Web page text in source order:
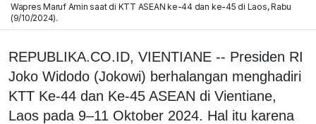
Wapres Maruf Amin saat di KTT ASEAN ke-44 dan ke-45 di Laos, Rabu
(9/10/2024).
REPUBLIKA.CO.ID, VIENTIANE -- Presiden RI
Joko Widodo (Jokowi) berhalangan menghadiri
KTT Ke-44 dan Ke-45 ASEAN di Vientiane,
Laos pada 9–11 Oktober 2024. Hal itu karena